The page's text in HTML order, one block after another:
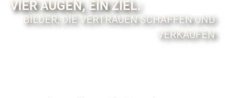
VIER AUGEN, EIN ZIEL:
BILDER, DIE VERTRAUEN SCHAFFEN UND
VERKAUFEN